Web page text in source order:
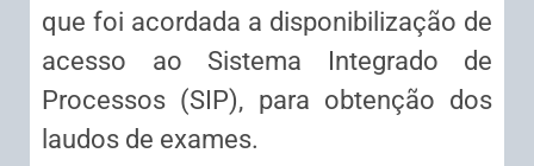
que foi acordada a disponibilização de
acesso ao Sistema Integrado de
Processos (SIP), para obtenção dos
laudos de exames.